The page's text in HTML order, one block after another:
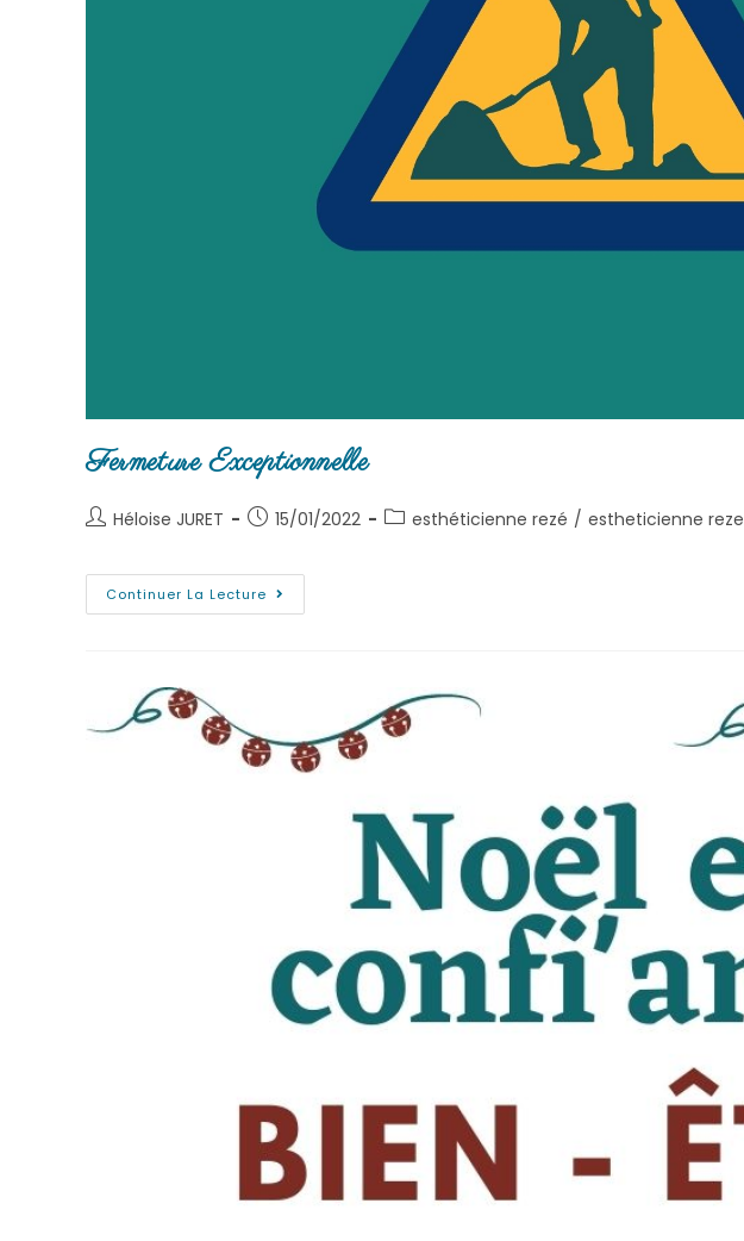
Fermeture Exceptionnelle
Héloise JURET 15/01/2022 esthéticienne rezé / estheticienne reze
Continuer La Lecture